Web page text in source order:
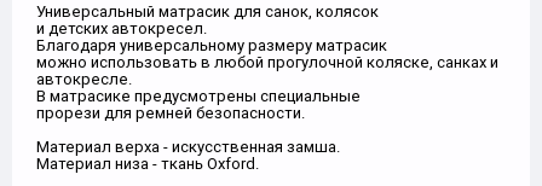
Универсальный матрасик для санок, колясок
и детских автокресел.
Благодаря универсальному размеру матрасик
можно использовать в любой прогулочной коляске, санках и
автокресле.
В матрасике предусмотрены специальные
прорези для ремней безопасности.
Материал верха - искусственная замша.
Материал низа - ткань Oxford.